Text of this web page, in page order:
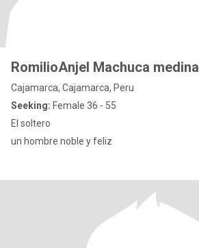
RomilioAnjel Machuca medina
Cajamarca, Cajamarca, Peru
Seeking: Female 36 - 55
El soltero
un hombre noble y feliz